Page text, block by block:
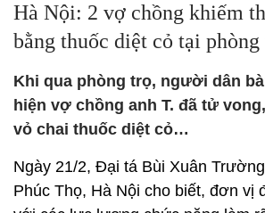
Hà Nội: 2 vợ chồng khiếm
bằng thuốc diệt cỏ tại phòng
Khi qua phòng trọ, người dân
hiện vợ chồng anh T. đã tử
vỏ chai thuốc diệt cỏ…
Ngày 21/2, Đại tá Bùi Xuân
Phúc Thọ, Hà Nội cho biết, đơn vị